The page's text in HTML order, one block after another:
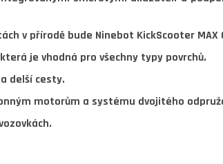
v přírodě bude Ninebot KickScooter
je vhodná pro všechny typy povrchů.
delší cesty.
motorům a systému dvojitého